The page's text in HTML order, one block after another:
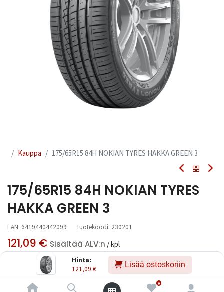
Hinta:
121,09 € Lisää ostoskoriin
0
Kauppa 175/65R15 84H NOKIAN TYRES HAKKA GREEN 3
175/65R15 84H NOKIAN TYRES
HAKKA GREEN 3
EAN: 6419440442099 Tuotekoodi: 230201
121,09 € Sisältää ALV:n / kpl
Toimittajilla (kotimaa): Saatavilla
Toimitusaika:
3 arkipäivää